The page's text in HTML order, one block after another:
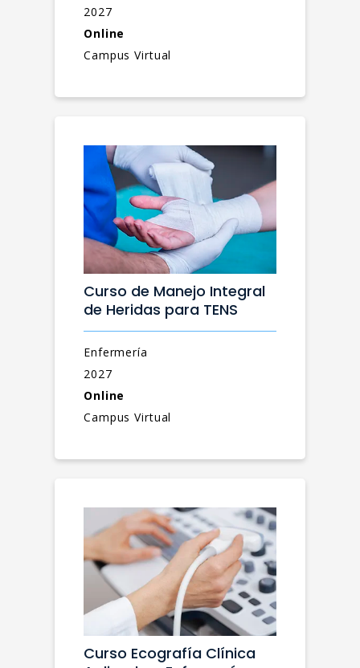
2027
Online
Campus Virtual
Curso de Manejo Integral
de Heridas para TENS
Enfermería
2027
Online
Campus Virtual
Curso Ecografía Clínica